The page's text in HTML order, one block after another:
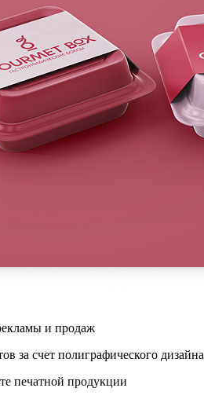
и продаж
за счет полиграфического дизайна
печатной продукции